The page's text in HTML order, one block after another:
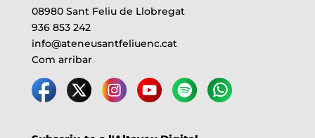
08980 Sant Feliu de Llobregat
936 853 242
info@ateneusantfeliuenc.cat
Com arribar